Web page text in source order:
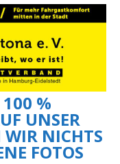
%
UNSER
WIR NICHTS
FOTOS